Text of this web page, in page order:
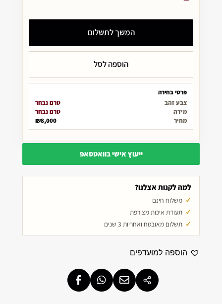
פרטי בחירה
צבע זהב
טרם נבחר
מידה
טרם נבחר
מחיר
₪8,000
המשך לתשלום
הוספה לסל
ייעוץ אישי בוואטסאפ
למה לקנות אצלנו?
משלוח חינם
תעודת איכות מצורפת
תשלום מאובטח ואחריות 3 שנים
הוספה למועדפים